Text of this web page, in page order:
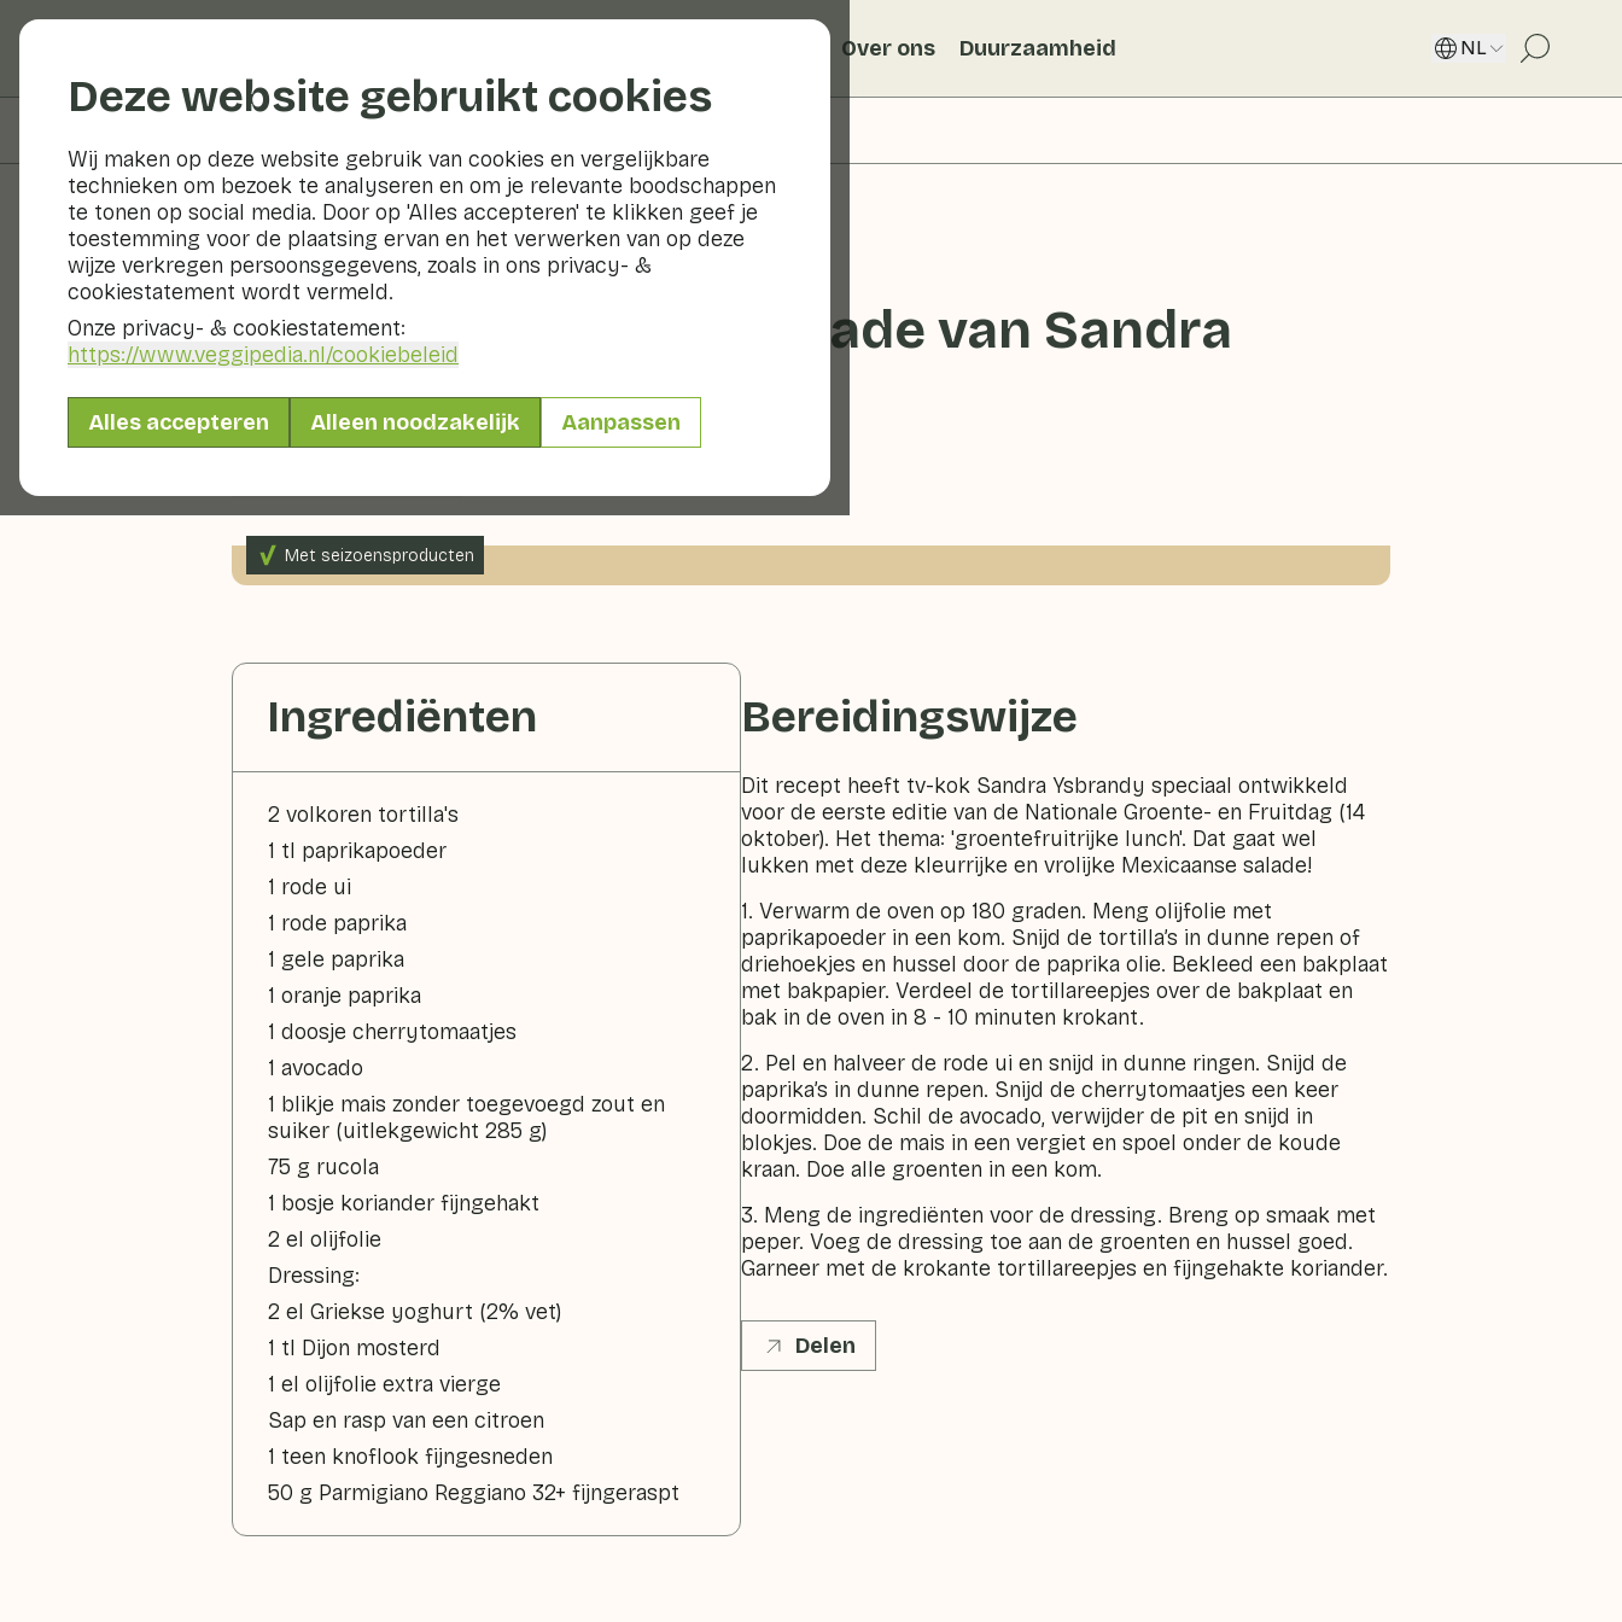
Deze website gebruikt cookies
Wij maken op deze website gebruik van cookies en vergelijkbare
technieken om bezoek te analyseren en om je relevante boodschappen
te tonen op social media. Door op 'Alles accepteren' te klikken geef je
toestemming voor de plaatsing ervan en het verwerken van op deze
wijze verkregen persoonsgegevens, zoals in ons privacy- &
cookiestatement wordt vermeld.
Onze privacy- & cookiestatement:
https://www.veggipedia.nl/cookiebeleid
Alles accepteren Alleen noodzakelijk Aanpassen
Over ons Duurzaamheid NL
Recepten
Mexicaanse paprikasalade van Sandra
Ysbrandy
Met seizoensproducten
325gr groenten p.p.
Ingrediënten
2 volkoren tortilla's
1 tl paprikapoeder
1 rode ui
1 rode paprika
1 gele paprika
1 oranje paprika
1 doosje cherrytomaatjes
1 avocado
1 blikje mais zonder toegevoegd zout en
suiker (uitlekgewicht 285 g)
75 g rucola
1 bosje koriander fijngehakt
2 el olijfolie
Dressing:
2 el Griekse yoghurt (2% vet)
1 tl Dijon mosterd
1 el olijfolie extra vierge
Sap en rasp van een citroen
1 teen knoflook fijngesneden
50 g Parmigiano Reggiano 32+ fijngeraspt
Bereidingswijze
Dit recept heeft tv-kok Sandra Ysbrandy speciaal ontwikkeld
voor de eerste editie van de Nationale Groente- en Fruitdag (14
oktober). Het thema: 'groentefruitrijke lunch'. Dat gaat wel
lukken met deze kleurrijke en vrolijke Mexicaanse salade!
1. Verwarm de oven op 180 graden. Meng olijfolie met
paprikapoeder in een kom. Snijd de tortilla’s in dunne repen of
driehoekjes en hussel door de paprika olie. Bekleed een bakplaat
met bakpapier. Verdeel de tortillareepjes over de bakplaat en
bak in de oven in 8 - 10 minuten krokant.
2. Pel en halveer de rode ui en snijd in dunne ringen. Snijd de
paprika’s in dunne repen. Snijd de cherrytomaatjes een keer
doormidden. Schil de avocado, verwijder de pit en snijd in
blokjes. Doe de mais in een vergiet en spoel onder de koude
kraan. Doe alle groenten in een kom.
3. Meng de ingrediënten voor de dressing. Breng op smaak met
peper. Voeg de dressing toe aan de groenten en hussel goed.
Garneer met de krokante tortillareepjes en fijngehakte koriander.
Delen